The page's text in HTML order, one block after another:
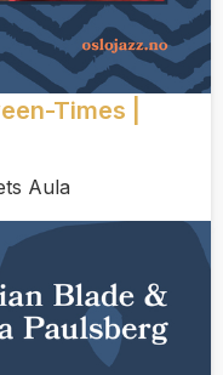
Times |
Aula